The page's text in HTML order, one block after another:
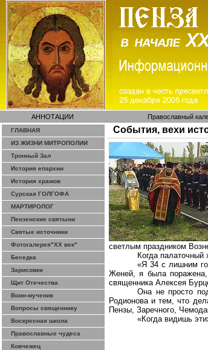
АННОТАЦИИ Православный
ГЛАВНАЯ
ИЗ ЖИЗНИ МИТРОПОЛИИ
Тронный Зал
История епархии
История храмов
Сурская ГОЛГОФА
МАРТИРОЛОГ
Пензенские святыни
Святые источники
Фотогалерея"ХХ век"
Беседка
Зарисовки
Щит Отечества
Воин-мученик
Вопросы священнику
Воскресная школа
Православные чудеса
Ковчежец
События, вехи
светлым праздником
Когда
«Я 34 с лишним
Женей, я была поражена,
священника Алексея
Она не просто
Родионова и тем, что
Пензы, Заречного,
«Когда видишь